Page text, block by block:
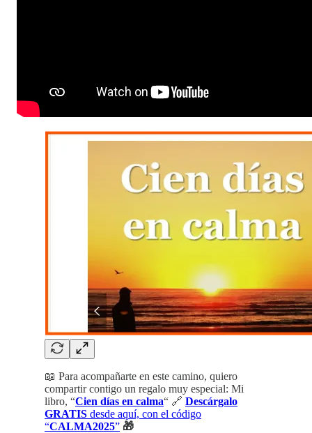
📖 Para acompañarte en este camino, quiero
compartir contigo un regalo muy especial: Mi
libro, “Cien días en calma“ 🔗 Descárgalo
GRATIS desde aquí, con el código
“CALMA2025” 🎁